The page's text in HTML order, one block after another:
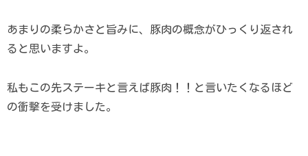
あまりの柔らかさと旨みに、豚肉の概念がひっくり返され
ると思いますよ。
私もこの先ステーキと言えば豚肉！！と言いたくなるほど
の衝撃を受けました。